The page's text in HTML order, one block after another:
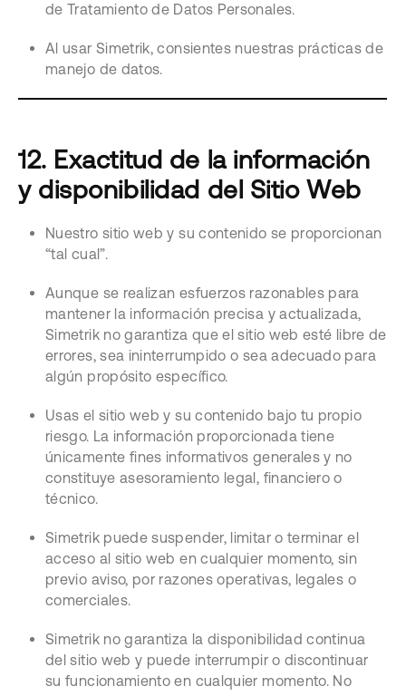
de Tratamiento de Datos Personales.
Al usar Simetrik, consientes nuestras prácticas de
manejo de datos.
12. Exactitud de la información
y disponibilidad del Sitio Web
Nuestro sitio web y su contenido se proporcionan
“tal cual”.
Aunque se realizan esfuerzos razonables para
mantener la información precisa y actualizada,
Simetrik no garantiza que el sitio web esté libre de
errores, sea ininterrumpido o sea adecuado para
algún propósito específico.
Usas el sitio web y su contenido bajo tu propio
riesgo. La información proporcionada tiene
únicamente fines informativos generales y no
constituye asesoramiento legal, financiero o
técnico.
Simetrik puede suspender, limitar o terminar el
acceso al sitio web en cualquier momento, sin
previo aviso, por razones operativas, legales o
comerciales.
Simetrik no garantiza la disponibilidad continua
del sitio web y puede interrumpir o discontinuar
su funcionamiento en cualquier momento. No